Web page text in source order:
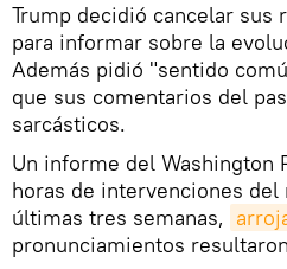
Trump decidió cancelar sus
para informar sobre la
Además pidió "sentido
que sus comentarios del
sarcásticos.
Un informe del Washington
horas de intervenciones del
últimas tres semanas,
pronunciamientos